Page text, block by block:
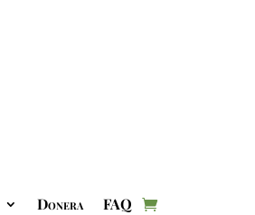
Donera FAQ